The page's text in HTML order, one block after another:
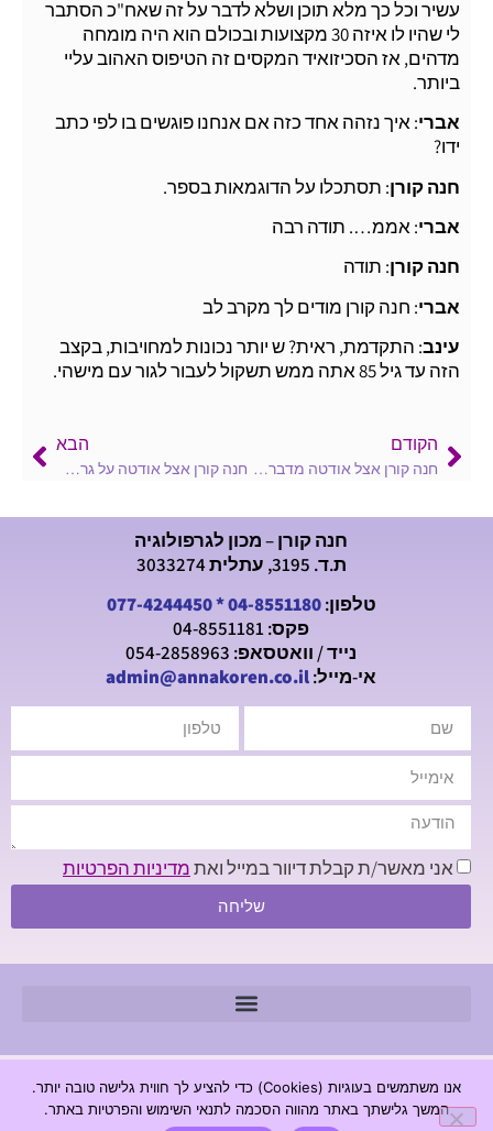
עשיר וכל כך מלא תוכן ושלא לדבר על זה שאח"כ הסתבר
לי שהיו לו איזה 30 מקצועות ובכולם הוא היה מומחה
מדהים, אז הסכיזואיד המקסים זה הטיפוס האהוב עליי
ביותר.
אברי: איך נזהה אחד כזה אם אנחנו פוגשים בו לפי כתב
ידו?
חנה קורן: תסתכלו על הדוגמאות בספר.
אברי: אממ…. תודה רבה
חנה קורן: תודה
אברי: חנה קורן מודים לך מקרב לב
עינב: התקדמת, ראית? ש יותר נכונות למחויבות, בקצב
הזה עד גיל 85 אתה ממש תשקול לעבור לגור עם מישהי.
הקודם
חנה קורן אצל אודטה מדברת על איתור מחלות דרך כתב היד
הבא
חנה קורן אצל אודטה על גרפולוגיה – מדע או אמנות?
חנה קורן – מכון לגרפולוגיה
ת.ד. 3195, עתלית 3033274
טלפון:04-8551180
*
077-4244450
פקס: 04-8551181
נייד / וואטסאפ: 054-2858963
אי-מייל:admin@annakoren.co.il
אני מאשר/ת קבלת דיוור במייל ואתמדיניות הפרטיות
שליחה
© 2026 כל הזכויות שמורות - חנה קורן מכון לגרפולוגיה |
www.annakoren.co.il
מדיניות פרטיות
אנו משתמשים בעוגיות (Cookies) כדי להציע לך חווית גלישה טובה יותר.
המשך גלישתך באתר מהווה הסכמה לתנאי השימוש והפרטיות באתר.